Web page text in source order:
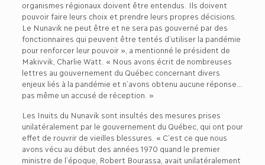
organismes régionaux doivent être entendus. Ils doivent
pouvoir faire leurs choix et prendre leurs propres décisions.
Le Nunavik ne peut être et ne sera pas gouverné par des
fonctionnaires qui peuvent être tentés d’utiliser la pandémie
pour renforcer leur pouvoir », a mentionné le président de
Makivvik, Charlie Watt. « Nous avons écrit de nombreuses
lettres au gouvernement du Québec concernant divers
enjeux liés à la pandémie et n’avons obtenu aucune réponse…
pas même un accusé de réception. »
Les Inuits du Nunavik sont insultés des mesures prises
unilatéralement par le gouvernement du Québec, qui ont pour
effet de rouvrir de vieilles blessures. « C’est ce que nous
avons vécu au début des années 1970 quand le premier
ministre de l’époque, Robert Bourassa, avait unilatéralement